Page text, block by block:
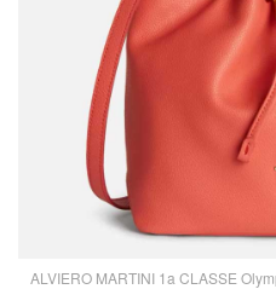
ALVIERO MARTINI 1a CLASSE